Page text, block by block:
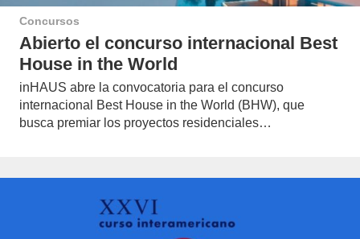
Concursos
Abierto el concurso internacional Best
House in the World
inHAUS abre la convocatoria para el concurso
internacional Best House in the World (BHW), que
busca premiar los proyectos residenciales…